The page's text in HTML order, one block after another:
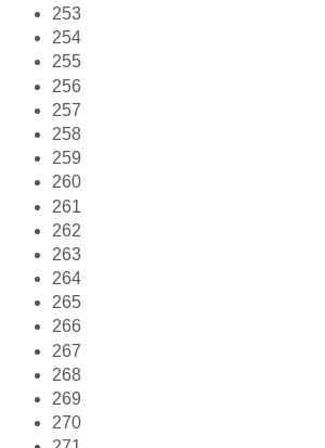
253
254
255
256
257
258
259
260
261
262
263
264
265
266
267
268
269
270